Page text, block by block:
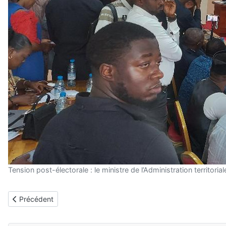
Tension post-électorale : le ministre de l’Administration
Article précédent : Issa Tchiroma Bakary appelle à observer des
Précédent